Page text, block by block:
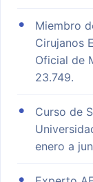
Miembro
Cirujanos
Oficial de
23.749.
Curso de
enero a